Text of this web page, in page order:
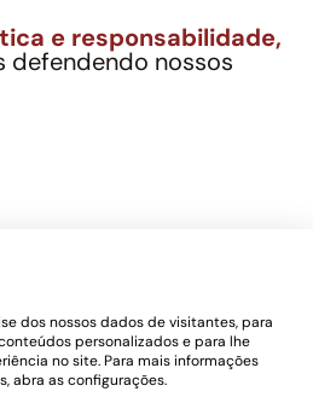
e responsabilidade,
defendendo nossos
Platforms, Inc., Google LLC,
oficiais. Somos um
dos nossos dados de visitantes, para
personalizados e para lhe
no site. Para mais informações
abra as configurações.